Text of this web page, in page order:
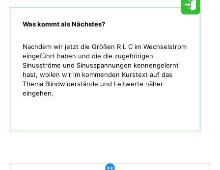
Was kommt als Nächstes?
Nachdem wir jetzt die Größen R L C im Wechselstrom
eingeführt haben und die die zugehörigen
Sinusströme und Sinusspannungen kennengelernt
hast, wollen wir im kommenden Kurstext auf das
Thema Blindwiderstände und Leitwerte näher
eingehen.